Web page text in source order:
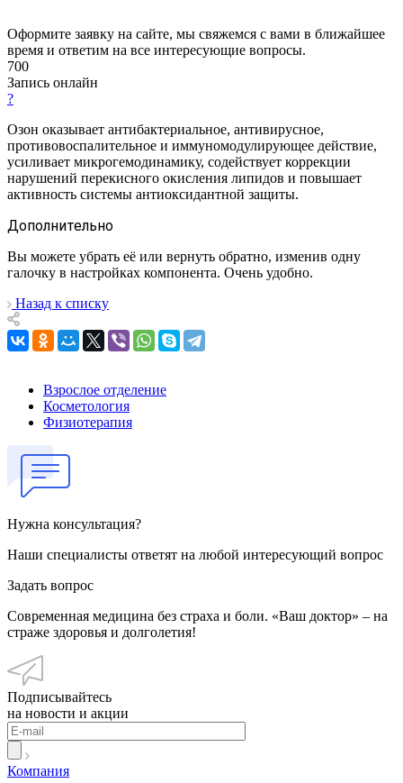
Оформите заявку на сайте, мы свяжемся с вами в ближайшее
время и ответим на все интересующие вопросы.
700
Запись онлайн
?
Озон оказывает антибактериальное, антивирусное,
противовоспалительное и иммуномодулирующее действие,
усиливает микрогемодинамику, содействует коррекции
нарушений перекисного окисления липидов и повышает
активность системы антиоксидантной защиты.
Дополнительно
Вы можете убрать её или вернуть обратно, изменив одну
галочку в настройках компонента. Очень удобно.
Назад к списку
Взрослое отделение
Косметология
Физиотерапия
Нужна консультация?
Наши специалисты ответят на любой интересующий вопрос
Задать вопрос
Современная медицина без страха и боли. «Ваш доктор» – на
страже здоровья и долголетия!
Подписывайтесь
на новости и акции
Компания